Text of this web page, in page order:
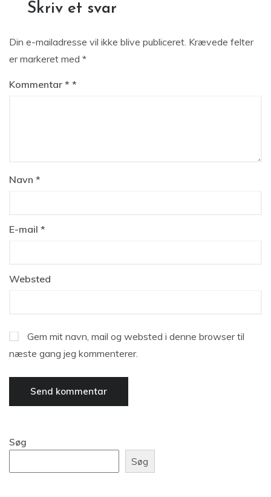
Skriv et svar
Din e-mailadresse vil ikke blive publiceret. Krævede felter
er markeret med *
Kommentar *
Navn *
E-mail *
Websted
Gem mit navn, mail og websted i denne browser til
næste gang jeg kommenterer.
Søg
Søg